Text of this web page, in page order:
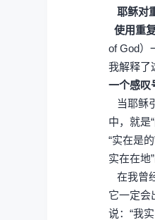
耶稣对
使用重
of God）
我解释了
一个感叹
当耶稣
中，就是
“实在是
实在在地
在我曾
它一定会
说：“我